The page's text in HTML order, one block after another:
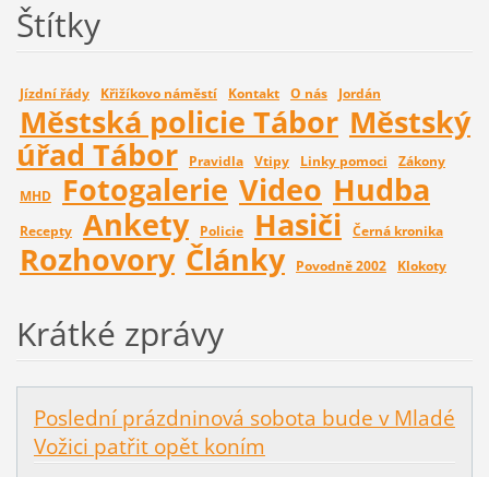
Štítky
Jízdní řády Křižíkovo náměstí Kontakt O nás Jordán
Městská policie Tábor Městský
úřad Tábor
Pravidla Vtipy Linky pomoci
Zákony
MHD
Fotogalerie Video Hudba
Recepty Ankety Policie Hasiči Černá kronika
Rozhovory Články Povodně 2002 Klokoty
Krátké zprávy
Poslední prázdninová sobota bude v Mladé
Vožici patřit opět koním